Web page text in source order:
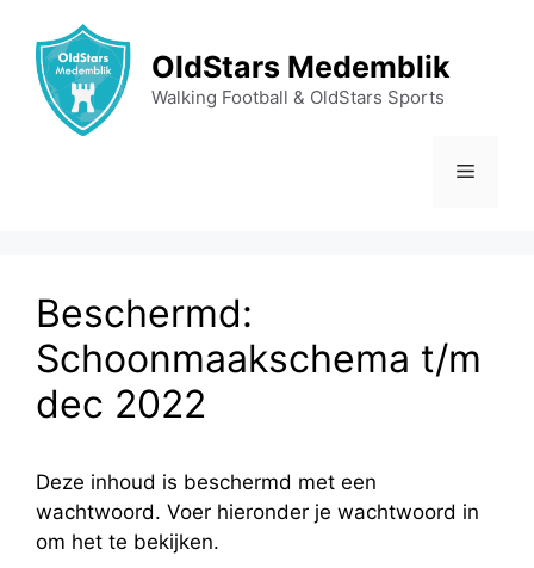
naar
inhoud
OldStars Medemblik
Walking Football & OldStars Sports
Menu
Beschermd:
Schoonmaakschema t/m
dec 2022
Deze inhoud is beschermd met een
wachtwoord. Voer hieronder je wachtwoord in
om het te bekijken.